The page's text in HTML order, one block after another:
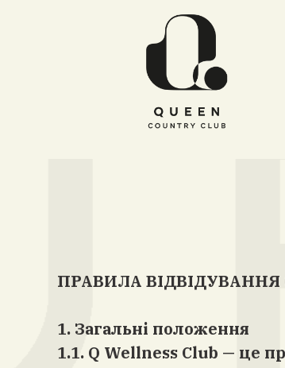
ПРАВИЛА ВІДВІДУВАННЯ
1. Загальні положення
1.1. Q Wellness Club — це